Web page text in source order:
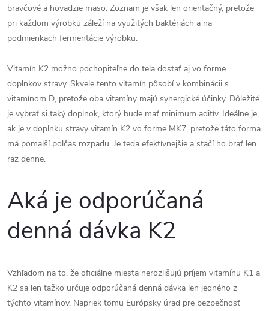
bravčové a hovädzie mäso. Zoznam je však len orientačný, pretože
pri každom výrobku záleží na využitých baktériách a na
podmienkach fermentácie výrobku.
Vitamín K2 možno pochopiteľne do tela dostať aj vo forme
doplnkov stravy. Skvele tento vitamín pôsobí v kombinácii s
vitamínom D, pretože oba vitamíny majú synergické účinky. Dôležité
je vybrať si taký doplnok, ktorý bude mať minimum aditív. Ideálne je,
ak je v doplnku stravy vitamín K2 vo forme MK7, pretože táto forma
má pomalší polčas rozpadu. Je teda efektívnejšie a stačí ho brať len
raz denne.
Aká je odporúčaná
denná dávka K2
Vzhľadom na to, že oficiálne miesta nerozlišujú príjem vitamínu K1 a
K2 sa len ťažko určuje odporúčaná denná dávka len jedného z
týchto vitamínov. Napriek tomu Európsky úrad pre bezpečnosť